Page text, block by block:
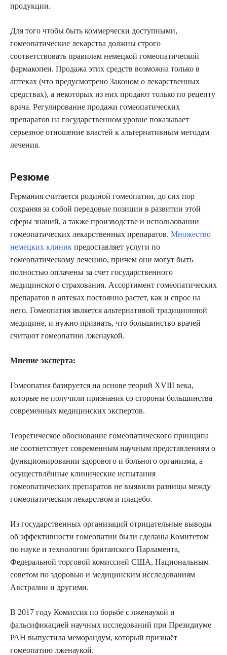
продукции.
Для того чтобы быть коммерчески доступными,
гомеопатические лекарства должны строго
соответствовать правилам немецкой гомеопатической
фармакопеи. Продажа этих средств возможна только в
аптеках (что предусмотрено Законом о лекарственных
средствах), а некоторых из них продают только по рецепту
врача. Регулирование продажи гомеопатических
препаратов на государственном уровне показывает
серьезное отношение властей к альтернативным методам
лечения.
Резюме
Германия считается родиной гомеопатии, до сих пор
сохраняя за собой передовые позиции в развитии этой
сферы знаний, а также производстве и использовании
гомеопатических лекарственных препаратов. Множество
немецких клиник предоставляет услуги по
гомеопатическому лечению, причем они могут быть
полностью оплачены за счет государственного
медицинского страхования. Ассортимент гомеопатических
препаратов в аптеках постоянно растет, как и спрос на
него. Гомеопатия является альтернативой традиционной
медицине, и нужно признать, что большинство врачей
считают гомеопатию лженаукой.
Мнение эксперта:
Гомеопатия базируется на основе теорий XVIII века,
которые не получили признания со стороны большинства
современных медицинских экспертов.
Теоретическое обоснование гомеопатического принципа
не соответствует современным научным представлениям о
функционировании здорового и больного организма, а
осуществлённые клинические испытания
гомеопатических препаратов не выявили разницы между
гомеопатическим лекарством и плацебо.
Из государственных организаций отрицательные выводы
об эффективности гомеопатии были сделаны Комитетом
по науке и технологии британского Парламента,
Федеральной торговой комиссией США, Национальным
советом по здоровью и медицинским исследованиям
Австралии и другими.
В 2017 году Комиссия по борьбе с лженаукой и
фальсификацией научных исследований при Президиуме
РАН выпустила меморандум, который признаёт
гомеопатию лженаукой.